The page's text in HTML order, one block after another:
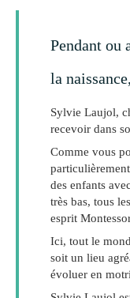
Pendant ou
la
Sylvie Laujol,
recevoir dans
Comme vous
des enfants
très bas, tous
esprit
Ici, tout le
soit un lieu
évoluer en